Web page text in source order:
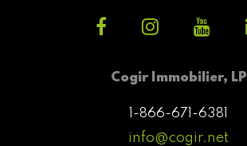
Cogir Immobilier, LP
1-866-671-6381
info@cogir.net